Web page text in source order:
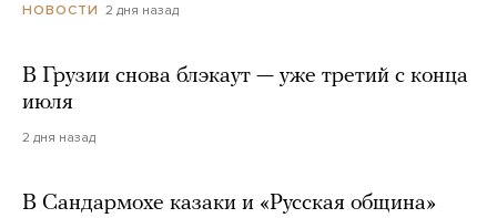
НОВОСТИ 2 дня назад
В Грузии снова блэкаут — уже третий с конца
июля
2 дня назад
В Сандармохе казаки и «Русская община»